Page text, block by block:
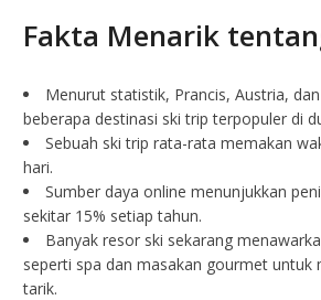
Fakta Menarik
Menurut statistik, Prancis, Austria,
beberapa destinasi ski trip terpopuler di
Sebuah ski trip rata-rata memakan
hari.
Sumber daya online menunjukkan
sekitar 15% setiap tahun.
Banyak resor ski sekarang
seperti spa dan masakan gourmet untuk
tarik.